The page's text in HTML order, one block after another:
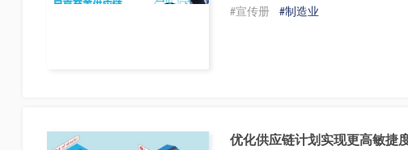
#宣传册 #制造业
优化供应链计划实现更高敏捷